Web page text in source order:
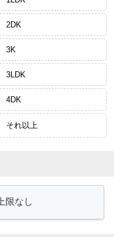
2DK
3K
3LDK
4DK
それ以上